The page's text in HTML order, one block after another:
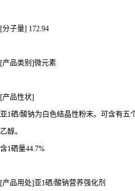
[分子量] 172.94
[产品类别]微元素
[产品性状]
亚1硒/酸钠为白色结晶性粉末。可含有五
乙醇。
含1硒量44.7%
[产品用处]亚1硒/酸钠营养强化剂